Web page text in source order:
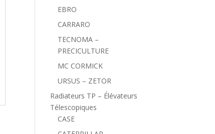
EBRO
CARRARO
TECNOMA –
PRECICULTURE
MC CORMICK
URSUS – ZETOR
Radiateurs TP – Élévateurs
Télescopiques
CASE